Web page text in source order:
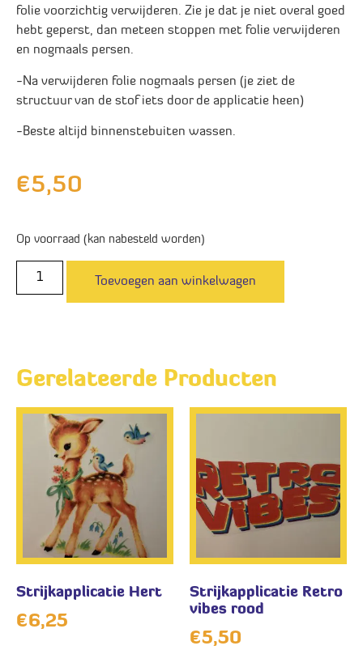
folie voorzichtig verwijderen. Zie je dat je niet overal goed
hebt geperst, dan meteen stoppen met folie verwijderen
en nogmaals persen.
-Na verwijderen folie nogmaals persen (je ziet de
structuur van de stof iets door de applicatie heen)
-Beste altijd binnenstebuiten wassen.
€5,50
Op voorraad (kan nabesteld worden)
Toevoegen aan winkelwagen
Gerelateerde Producten
Strijkapplicatie Hert
€6,25
Strijkapplicatie Retro
vibes rood
€5,50